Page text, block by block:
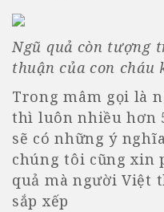
Ngũ quả còn tượng
thuận của con cháu
Trong mâm gọi là
thì luôn nhiều hơn
sẽ có những ý
chúng tôi cũng xin
quả mà người Việt
sắp xếp